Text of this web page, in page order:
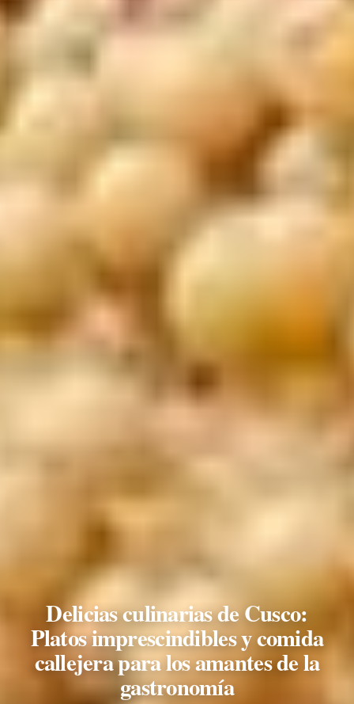
Delicias culinarias de Cusco:
Platos imprescindibles y comida
callejera para los amantes de la
gastronomía